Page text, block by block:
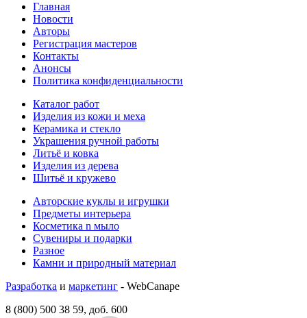
Главная
Новости
Авторы
Регистрация мастеров
Контакты
Анонсы
Политика конфиденциальности
Каталог работ
Изделия из кожи и меха
Керамика и стекло
Украшения ручной работы
Литьё и ковка
Изделия из дерева
Шитьё и кружево
Авторские куклы и игрушки
Предметы интерьера
Косметика n мыло
Сувениры и подарки
Разное
Камни и природный материал
Разработка и маркетинг - WebCanape
8 (800) 500 38 59, доб. 600